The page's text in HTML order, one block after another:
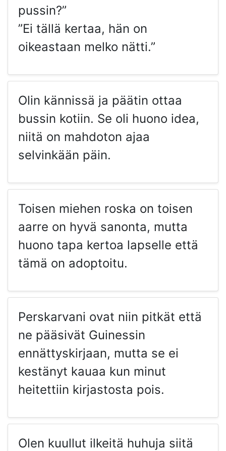
pussin?”
”Ei tällä kertaa, hän on
oikeastaan melko nätti.”
Olin kännissä ja päätin ottaa
bussin kotiin. Se oli huono idea,
niitä on mahdoton ajaa
selvinkään päin.
Toisen miehen roska on toisen
aarre on hyvä sanonta, mutta
huono tapa kertoa lapselle että
tämä on adoptoitu.
Perskarvani ovat niin pitkät että
ne pääsivät Guinessin
ennättyskirjaan, mutta se ei
kestänyt kauaa kun minut
heitettiin kirjastosta pois.
Olen kuullut ilkeitä huhuja siitä